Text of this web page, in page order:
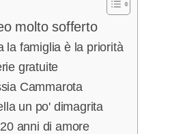
molto sofferto
la famiglia è la priorità
gratuite
Cammarota
un po' dimagrita
anni di amore